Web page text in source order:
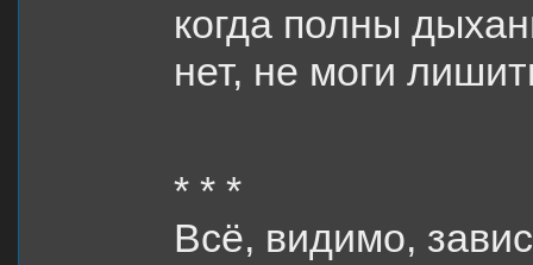
когда полны
нет, не моги
* * *
Всё, видимо,